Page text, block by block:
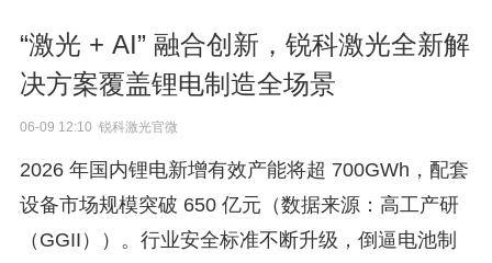
“激光 + AI” 融合创新，锐科激光全新解
决方案覆盖锂电制造全场景
06-09 12:10 锐科激光官微
2026 年国内锂电新增有效产能将超 700GWh，配套
设备市场规模突破 650 亿元（数据来源：高工产研
（GGII））。行业安全标准不断升级，倒逼电池制